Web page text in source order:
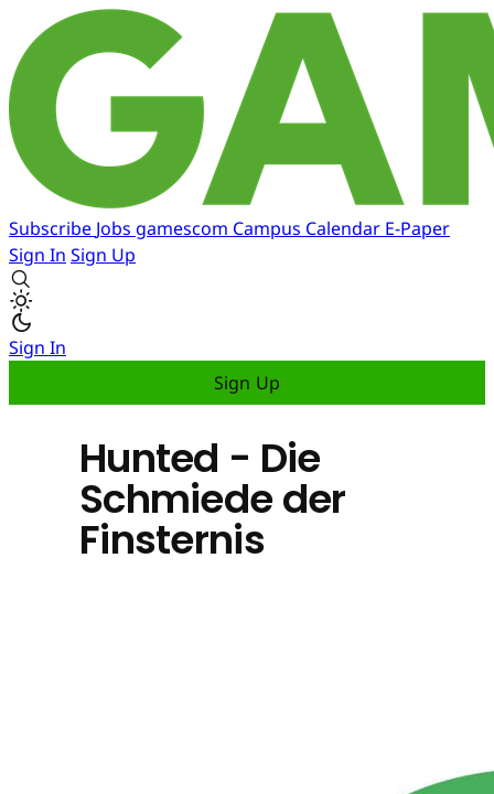
Subscribe Jobs gamescom Campus Calendar E-Paper
Sign In Sign Up
Sign In
Sign Up
Hunted - Die
Schmiede der
Finsternis